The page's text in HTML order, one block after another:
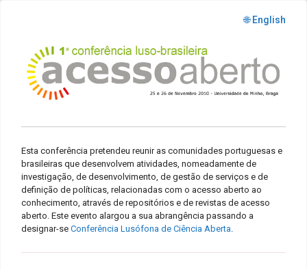
🌐 English
Esta conferência pretendeu reunir as comunidades portuguesas e
brasileiras que desenvolvem atividades, nomeadamente de
investigação, de desenvolvimento, de gestão de serviços e de
definição de políticas, relacionadas com o acesso aberto ao
conhecimento, através de repositórios e de revistas de acesso
aberto. Este evento alargou a sua abrangência passando a
designar-se Conferência Lusófona de Ciência Aberta